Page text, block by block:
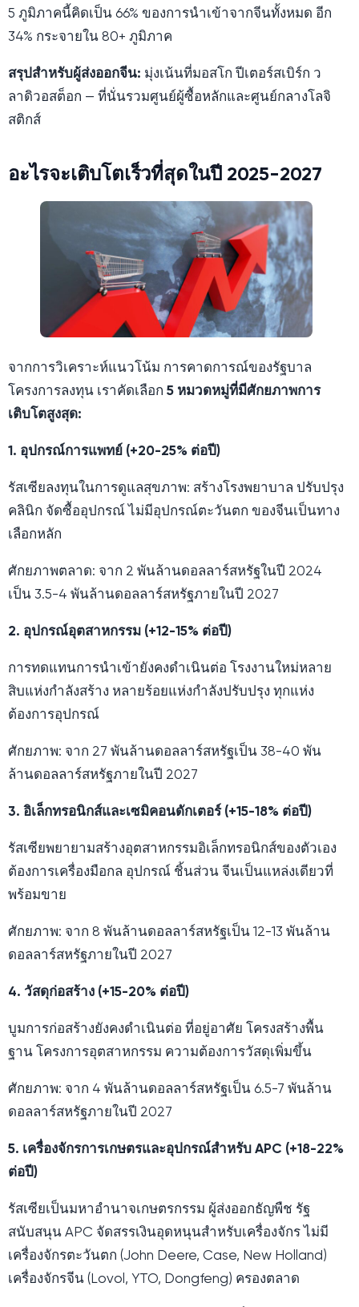
5 ภูมิภาคนี้คิดเป็น 66% ของการนำเข้าจากจีนทั้งหมด อีก
34% กระจายใน 80+ ภูมิภาค
สรุปสำหรับผู้ส่งออกจีน: มุ่งเน้นที่มอสโก ปีเตอร์สเบิร์ก ว
ลาดิวอสต็อก — ที่นั่นรวมศูนย์ผู้ซื้อหลักและศูนย์กลางโลจิ
สติกส์
อะไรจะเติบโตเร็วที่สุดในปี 2025-2027
จากการวิเคราะห์แนวโน้ม การคาดการณ์ของรัฐบาล
โครงการลงทุน เราคัดเลือก 5 หมวดหมู่ที่มีศักยภาพการ
เติบโตสูงสุด:
1. อุปกรณ์การแพทย์ (+20-25% ต่อปี)
รัสเซียลงทุนในการดูแลสุขภาพ: สร้างโรงพยาบาล ปรับปรุง
คลินิก จัดซื้ออุปกรณ์ ไม่มีอุปกรณ์ตะวันตก ของจีนเป็นทาง
เลือกหลัก
ศักยภาพตลาด: จาก 2 พันล้านดอลลาร์สหรัฐในปี 2024
เป็น 3.5-4 พันล้านดอลลาร์สหรัฐภายในปี 2027
2. อุปกรณ์อุตสาหกรรม (+12-15% ต่อปี)
การทดแทนการนำเข้ายังคงดำเนินต่อ โรงงานใหม่หลาย
สิบแห่งกำลังสร้าง หลายร้อยแห่งกำลังปรับปรุง ทุกแห่ง
ต้องการอุปกรณ์
ศักยภาพ: จาก 27 พันล้านดอลลาร์สหรัฐเป็น 38-40 พัน
ล้านดอลลาร์สหรัฐภายในปี 2027
3. อิเล็กทรอนิกส์และเซมิคอนดักเตอร์ (+15-18% ต่อปี)
รัสเซียพยายามสร้างอุตสาหกรรมอิเล็กทรอนิกส์ของตัวเอง
ต้องการเครื่องมือกล อุปกรณ์ ชิ้นส่วน จีนเป็นแหล่งเดียวที่
พร้อมขาย
ศักยภาพ: จาก 8 พันล้านดอลลาร์สหรัฐเป็น 12-13 พันล้าน
ดอลลาร์สหรัฐภายในปี 2027
4. วัสดุก่อสร้าง (+15-20% ต่อปี)
บูมการก่อสร้างยังคงดำเนินต่อ ที่อยู่อาศัย โครงสร้างพื้น
ฐาน โครงการอุตสาหกรรม ความต้องการวัสดุเพิ่มขึ้น
ศักยภาพ: จาก 4 พันล้านดอลลาร์สหรัฐเป็น 6.5-7 พันล้าน
ดอลลาร์สหรัฐภายในปี 2027
5. เครื่องจักรการเกษตรและอุปกรณ์สำหรับ APC (+18-22%
ต่อปี)
รัสเซียเป็นมหาอำนาจเกษตรกรรม ผู้ส่งออกธัญพืช รัฐ
สนับสนุน APC จัดสรรเงินอุดหนุนสำหรับเครื่องจักร ไม่มี
เครื่องจักรตะวันตก (John Deere, Case, New Holland)
เครื่องจักรจีน (Lovol, YTO, Dongfeng) ครองตลาด